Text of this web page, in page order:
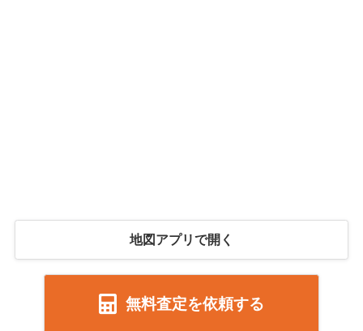
地図アプリで開く
無料査定を依頼する